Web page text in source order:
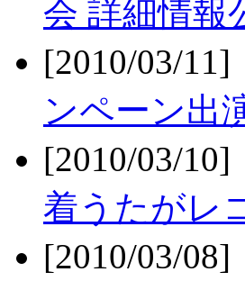
会 詳細情報
[2010/03/
ンペーン出
[2010/03/
着うたがレ
[2010/03/